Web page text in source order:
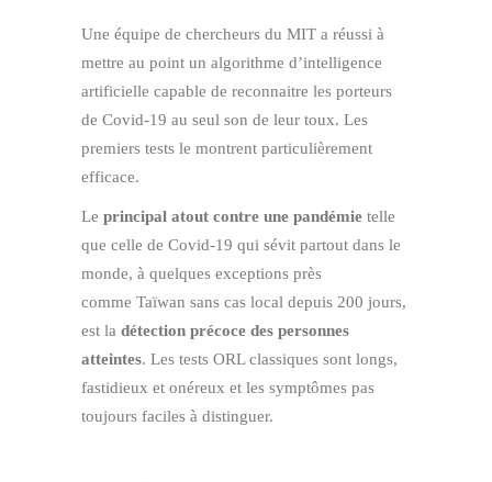
Une équipe de chercheurs du MIT a réussi à
mettre au point un algorithme d’intelligence
artificielle capable de reconnaitre les porteurs
de Covid-19 au seul son de leur toux. Les
premiers tests le montrent particulièrement
efficace.
Le principal atout contre une pandémie telle
que celle de Covid-19 qui sévit partout dans le
monde, à quelques exceptions près
comme Taïwan sans cas local depuis 200 jours,
est la détection précoce des personnes
atteintes. Les tests ORL classiques sont longs,
fastidieux et onéreux et les symptômes pas
toujours faciles à distinguer.